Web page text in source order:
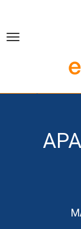
Toggle